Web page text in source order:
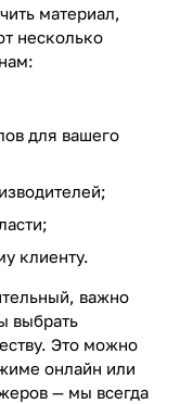
материал,
несколько
для вашего
клиенту.
важно
выбрать
Это можно
онлайн или
— мы всегда